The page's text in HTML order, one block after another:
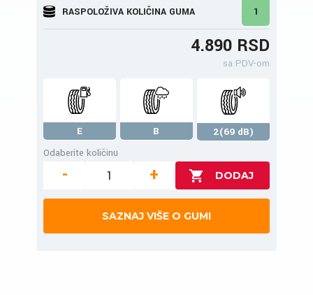
RASPOLOŽIVA KOLIČINA GUMA 1
4.890 RSD
sa PDV-om
E B
2(69 dB)
Odaberite količinu
- +
SAZNAJ VIŠE O GUMI